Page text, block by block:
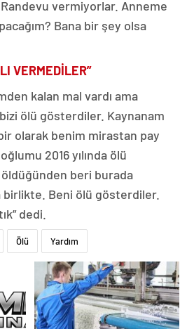
vermiyorlar. Anneme
Bana bir şey olsa
VERMEDİLER”
kalan mal vardı ama
ölü gösterdiler. Kaynanam
olarak benim mirastan pay
2016 yılında ölü
beri burada
birlikte. Beni ölü gösterdiler.
dedi.
Ölü Yardım